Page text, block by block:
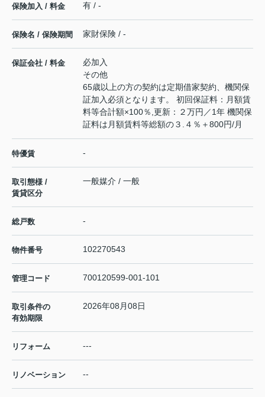
保険加入 / 料金 有 / -
保険名 / 保険期間 家財保険 / -
保証会社 / 料金
必加入
その他
65歳以上の方の契約は定期借家契約、機関保
証加入必須となります。 初回保証料：月額賃
料等合計額×100％,更新：２万円／1年 機関保
証料は月額賃料等総額の３.４％＋800円/月
特優賃 -
取引態様 /
賃貸区分
一般媒介 / 一般
総戸数 -
物件番号 102270543
管理コード 700120599-001-101
取引条件の
有効期限
2026年08月08日
リフォーム ---
リノベーション --